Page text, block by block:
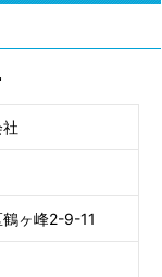
ヶ峰2-9-11